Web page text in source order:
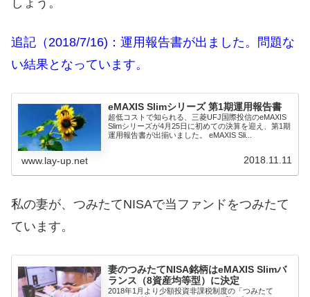
追記（2018/7/16)：運用報告書が出ました。問題な
い結果となっています。
eMAXIS Slimシリーズ 第1期運用報告書
超低コストで知られる、三菱UFJ国際投信のeMAXIS
Slimシリーズが4月25日に初めての決算を迎え、第1期
運用報告書が出揃いました。 eMAXIS Sli...
www.lay-up.net 2018.11.11
私の妻が、つみたてNISAで当ファンドをつみたて
ています。
妻のつみたてNISA銘柄はeMAXIS Slimバ
ランス（8資産均等型）に決定
2018年1月より少額投資非課税制度の「つみたて